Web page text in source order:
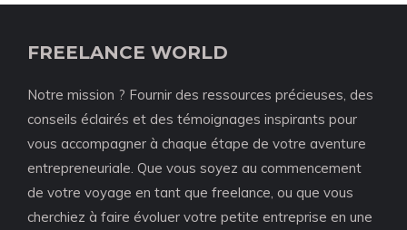
FREELANCE WORLD
Notre mission ? Fournir des ressources précieuses, des
conseils éclairés et des témoignages inspirants pour
vous accompagner à chaque étape de votre aventure
entrepreneuriale. Que vous soyez au commencement
de votre voyage en tant que freelance, ou que vous
cherchiez à faire évoluer votre petite entreprise en une